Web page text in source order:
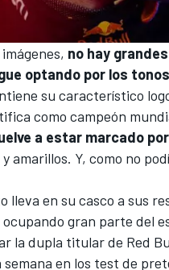
no hay
optando por los
su característico
como campeón
a estar marcado
amarillos. Y, como no
lleva en su casco a sus
ocupando gran parte del
la dupla titular de Red
en los test de